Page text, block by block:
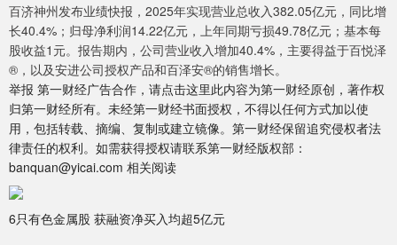
百济神州发布业绩快报，2025年实现营业总收入382.05亿元，同比增
长40.4%；归母净利润14.22亿元，上年同期亏损49.78亿元；基本每
股收益1元。报告期内，公司营业收入增加40.4%，主要得益于百悦泽
®，以及安进公司授权产品和百泽安®的销售增长。
举报 第一财经广告合作，请点击这里此内容为第一财经原创，著作权
归第一财经所有。未经第一财经书面授权，不得以任何方式加以使
用，包括转载、摘编、复制或建立镜像。第一财经保留追究侵权者法
律责任的权利。如需获得授权请联系第一财经版权部：
banquan@yicai.com 相关阅读
6只有色金属股 获融资净买入均超5亿元